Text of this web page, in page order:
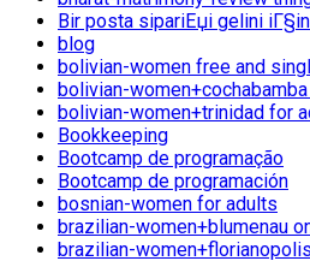
Bir posta sipariЕџi gelini
blog
bolivian-women free and
bolivian-
bolivian-women+trinidad for
Bookkeeping
Bootcamp de programação
Bootcamp de programación
bosnian-women for adults
brazilian-women+blumenau
brazilian-